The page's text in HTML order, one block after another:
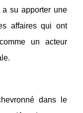
su apporter une
affaires qui ont
un acteur
dans le